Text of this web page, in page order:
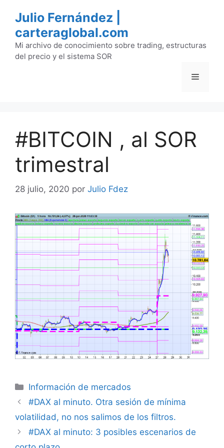
contenido
Julio Fernández |
carteraglobal.com
Mi archivo de conocimiento sobre trading, estructuras
del precio y el sistema SOR
Menú
#BITCOIN , al SOR
trimestral
28 julio, 2020 por Julio Fdez
Categorías
Información de mercados
#DAX al minuto. Otra sesión de mínima
volatilidad, no nos salimos de los filtros.
#DAX al minuto: 3 posibles escenarios de